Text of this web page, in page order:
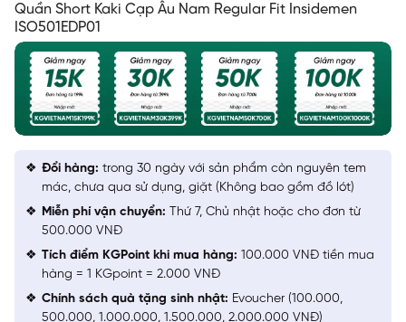
Quần Short Kaki Cạp Âu Nam Regular Fit Insidemen
ISO501EDP01
Đổi hàng: trong 30 ngày với sản phẩm còn nguyên tem
mác, chưa qua sử dụng, giặt (Không bao gồm đồ lót)
Miễn phí vận chuyển: Thứ 7, Chủ nhật hoặc cho đơn từ
500.000 VNĐ
Tích điểm KGPoint khi mua hàng: 100.000 VNĐ tiền mua
hàng = 1 KGpoint = 2.000 VNĐ
Chính sách quà tặng sinh nhật: Evoucher (100.000,
500.000, 1.000.000, 1.500.000, 2.000.000 VNĐ)